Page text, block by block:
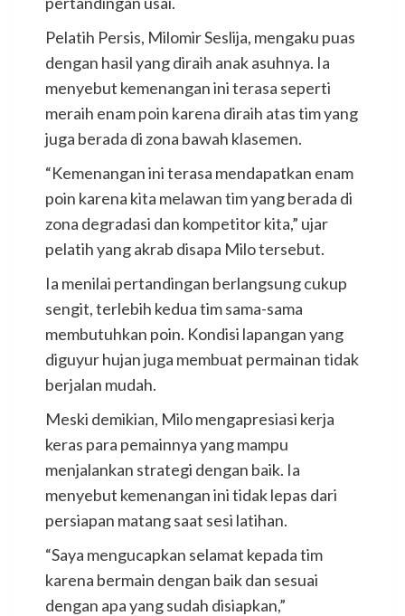
Pelatih Persis, Milomir Seslija, mengaku puas
dengan hasil yang diraih anak asuhnya. Ia
menyebut kemenangan ini terasa seperti
meraih enam poin karena diraih atas tim yang
juga berada di zona bawah klasemen.
“Kemenangan ini terasa mendapatkan enam
poin karena kita melawan tim yang berada di
zona degradasi dan kompetitor kita,” ujar
pelatih yang akrab disapa Milo tersebut.
Ia menilai pertandingan berlangsung cukup
sengit, terlebih kedua tim sama-sama
membutuhkan poin. Kondisi lapangan yang
diguyur hujan juga membuat permainan tidak
berjalan mudah.
Meski demikian, Milo mengapresiasi kerja
keras para pemainnya yang mampu
menjalankan strategi dengan baik. Ia
menyebut kemenangan ini tidak lepas dari
persiapan matang saat sesi latihan.
“Saya mengucapkan selamat kepada tim
karena bermain dengan baik dan sesuai
dengan apa yang sudah disiapkan,”